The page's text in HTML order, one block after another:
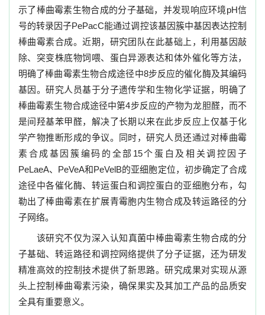
示了棒曲霉素生物合成的分子基础，并发现响应环境pH信
号的转录因子PePacC能通过调控该基因簇中基因表达控制
棒曲霉素合成。近期，研究团队在此基础上，利用基因敲
除、突变株底物饲喂、蛋白异源表达和体外催化等方法，
明确了棒曲霉素生物合成途径中8步反应的催化酶及其编码
基因。研究人员基于分子遗传学和生物化学证据，明确了
棒曲霉素生物合成途径中第4步反应的产物为龙胆醛，而不
是间羟基苯甲醛，解决了长期以来在此步反应上仅基于化
学产物推断形成的争议。同时，研究人员还通过对棒曲霉
素合成基因簇编码的全部 15个蛋白及相关调控因子
PeLaeA、 PeVeA和PeVelB的亚细胞定位，初步确定了合成
途径中各催化酶、转运蛋白和调控蛋白的亚细胞分布，勾
勒出了棒曲霉素在扩展青霉胞内生物合成及转运路径的分
子网络。
该研究不仅为深入认知真菌中棒曲霉素生物合成的分
子基础、转运路径和调控网络提供了分子证据，还为研发
精准高效的控制技术提供了新思路。研究成果对实现从源
头上控制棒曲霉素污染，确保果实及其加工产品的品质安
全具有重要意义。